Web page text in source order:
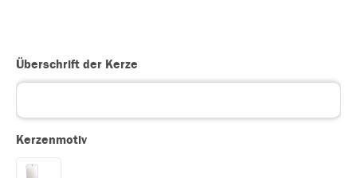
Überschrift der Kerze
Kerzenmotiv